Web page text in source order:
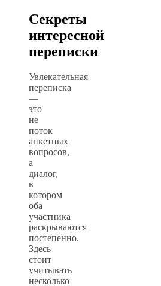
Секреты
интересной
переписки
Увлекательная
переписка
—
это
не
поток
анкетных
вопросов,
а
диалог,
в
котором
оба
участника
раскрываются
постепенно.
Здесь
стоит
учитывать
несколько